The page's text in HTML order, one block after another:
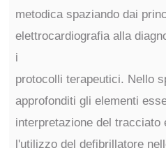
metodica spaziando dai
elettrocardiografia alla
i
protocolli terapeutici. Nello
approfonditi gli elementi
interpretazione del tracciato
l'utilizzo del defibrillatore